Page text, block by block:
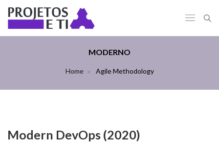
MODERNO
Home Agile Methodology
Modern DevOps (2020)